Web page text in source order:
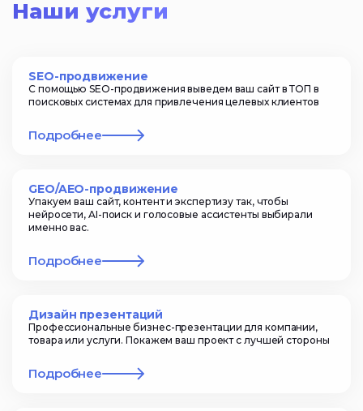
Наши услуги
SEO-продвижение
С помощью SEO-продвижения выведем ваш сайт в ТОП в
поисковых системах для привлечения целевых клиентов
Подробнее
GEO/AEO-продвижение
Упакуем ваш сайт, контент и экспертизу так, чтобы
нейросети, AI-поиск и голосовые ассистенты выбирали
именно вас.
Подробнее
Дизайн презентаций
Профессиональные бизнес-презентации для компании,
товара или услуги. Покажем ваш проект с лучшей стороны
Подробнее